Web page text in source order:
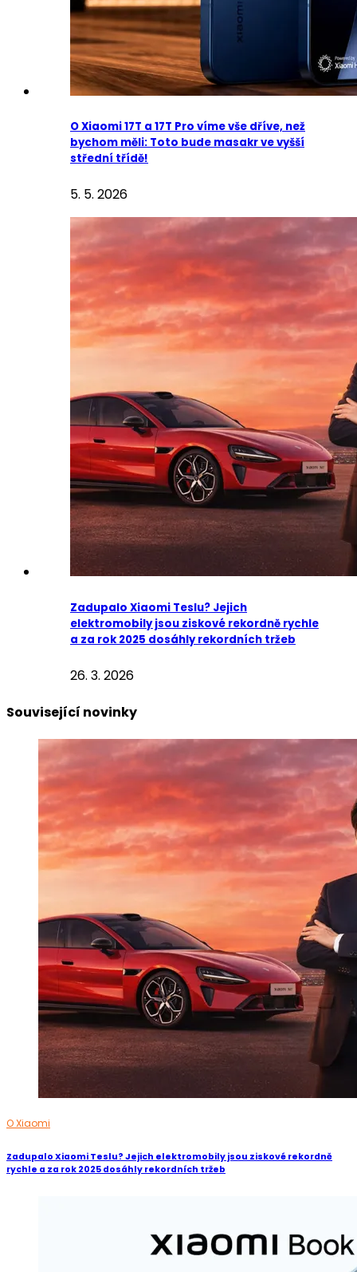
O Xiaomi 17T a 17T Pro víme vše dříve, než
bychom měli: Toto bude masakr ve vyšší
střední třídě!
5. 5. 2026
Zadupalo Xiaomi Teslu? Jejich
elektromobily jsou ziskové rekordně rychle
a za rok 2025 dosáhly rekordních tržeb
26. 3. 2026
Související novinky
O Xiaomi
Zadupalo Xiaomi Teslu? Jejich elektromobily jsou ziskové rekordně
rychle a za rok 2025 dosáhly rekordních tržeb